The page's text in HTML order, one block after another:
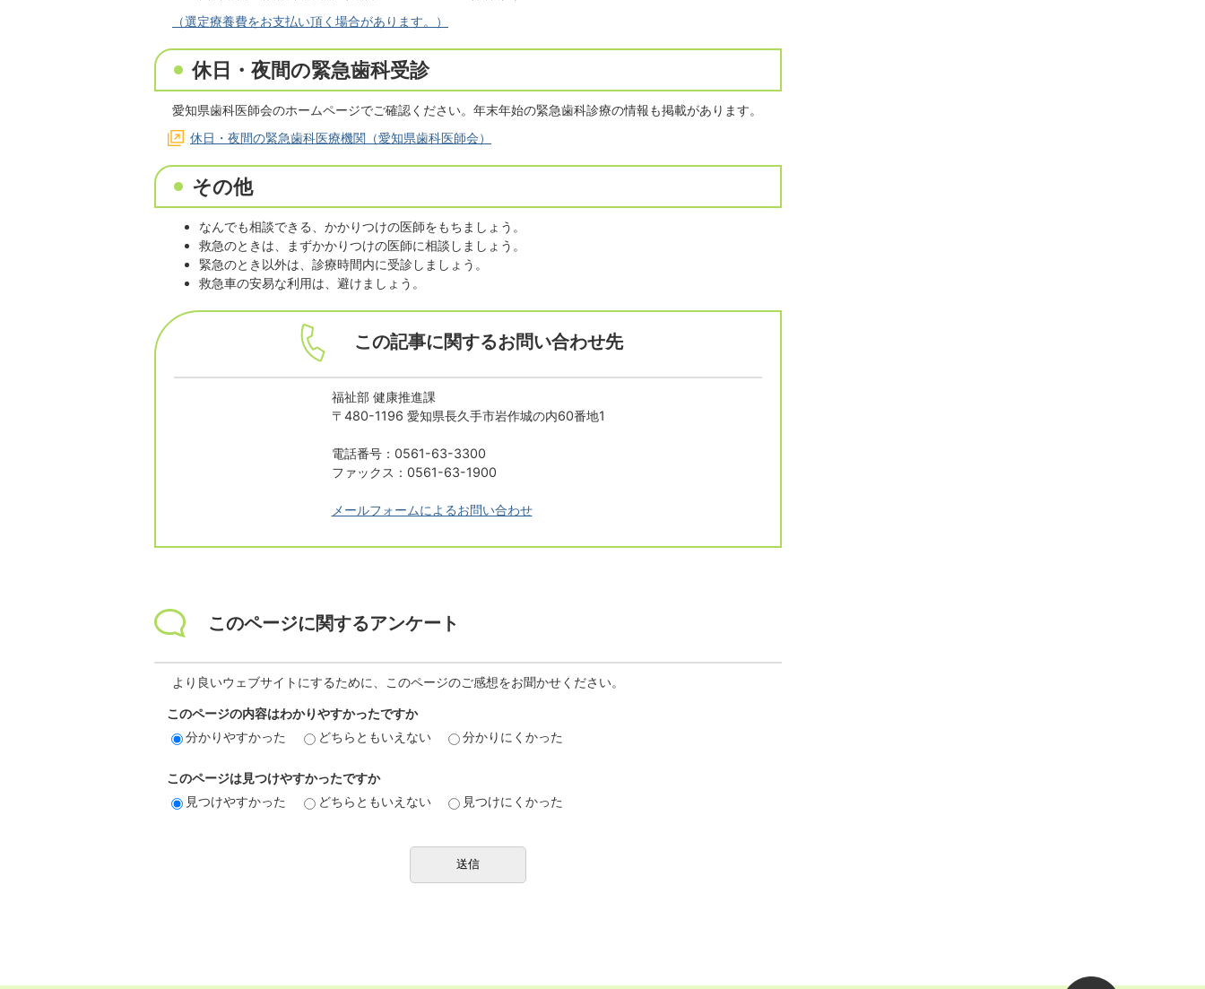
（選定療養費をお支払い頂く場合があります。）
休日・夜間の緊急歯科受診
愛知県歯科医師会のホームページでご確認ください。年末年始の緊急歯科診療の情報も掲載があります。
休日・夜間の緊急歯科医療機関（愛知県歯科医師会）
その他
なんでも相談できる、かかりつけの医師をもちましょう。
救急のときは、まずかかりつけの医師に相談しましょう。
緊急のとき以外は、診療時間内に受診しましょう。
救急車の安易な利用は、避けましょう。
この記事に関するお問い合わせ先
福祉部 健康推進課
〒480-1196 愛知県長久手市岩作城の内60番地1
電話番号：0561-63-3300
ファックス：0561-63-1900
メールフォームによるお問い合わせ
このページに関するアンケート
より良いウェブサイトにするために、このページのご感想をお聞かせください。
このページの内容はわかりやすかったですか
分かりやすかった
どちらともいえない 分かりにくかった
このページは見つけやすかったですか
見つけやすかった
どちらともいえない 見つけにくかった